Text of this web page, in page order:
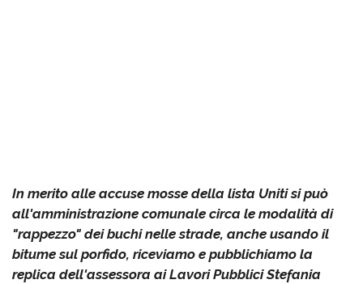
In merito alle accuse mosse della lista Uniti si può
all'amministrazione comunale circa le modalità di
"rappezzo" dei buchi nelle strade, anche usando il
bitume sul porfido, riceviamo e pubblichiamo la
replica dell'assessora ai Lavori Pubblici Stefania